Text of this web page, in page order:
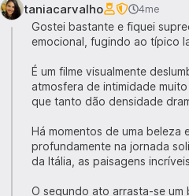
taniacarvalho 4me
Gostei bastante e fiquei
emocional, fugindo ao típico
É um filme visualmente
atmosfera de intimidade
que tanto dão densidade
Há momentos de uma beleza
profundamente na jornada
da Itália, as paisagens
O segundo ato arrasta-se um